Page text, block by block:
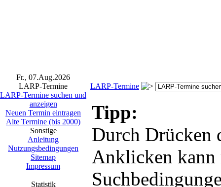
Fr., 07.Aug.2026
LARP-Termine
LARP-Termine suchen und
anzeigen
Neuen Termin eintragen
Alte Termine (bis 2000)
Sonstige
Anleitung
Nutzungsbedingungen
Sitemap
Impressum
Statistik
LARP-Termine
Tipp:
Durch Drücken
Anklicken kann